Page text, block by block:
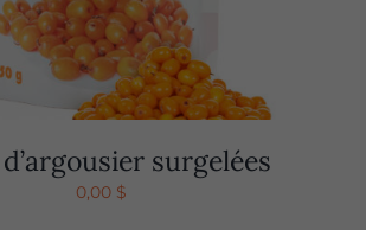
surgelées
0,00 $